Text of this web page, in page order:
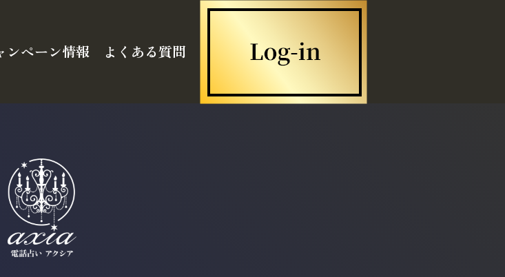
ンペーン情報 よくある質問